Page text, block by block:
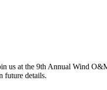
us at the 9th Annual Wind
future details.